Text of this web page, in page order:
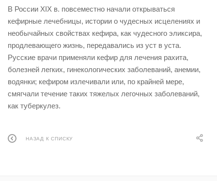
В России XIX в. повсеместно начали открываться
кефирные лечебницы, истории о чудесных исцелениях и
необычайных свойствах кефира, как чудесного эликсира,
продлевающего жизнь, передавались из уст в уста.
Русские врачи применяли кефир для лечения рахита,
болезней легких, гинекологических заболеваний, анемии,
водянки; кефиром излечивали или, по крайней мере,
смягчали течение таких тяжелых легочных заболеваний,
как туберкулез.
НАЗАД К СПИСКУ